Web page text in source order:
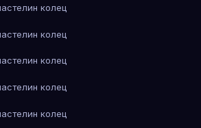
колец
колец
колец
колец
колец